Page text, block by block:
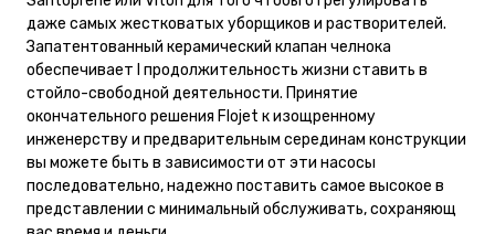
даже самых жестковатых уборщиков и растворителей.
Запатентованный керамический клапан челнока
обеспечивает I продолжительность жизни ставить в
стойло-свободной деятельности. Принятие
окончательного решения Flojet к изощренному
инженерству и предварительным серединам конструкции
вы можете быть в зависимости от эти насосы
последовательно, надежно поставить самое высокое в
представлении с минимальный обслуживать, сохраняющ